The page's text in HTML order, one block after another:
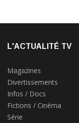
L'ACTUALITÉ TV
Magazines
Divertissements
Infos / Docs
Fictions / Cinéma
Série